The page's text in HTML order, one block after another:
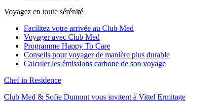
Voyagez en toute sérénité
Facilitez votre arrivée au Club Med
Voyager avec Club Med
Programme Happy To Care
Conseils pour voyager de manière plus durable
Calculer les émissions carbone de son voyage
Chef in Residence
Club Med & Sofie Dumont vous invitent à Vittel Ermitage